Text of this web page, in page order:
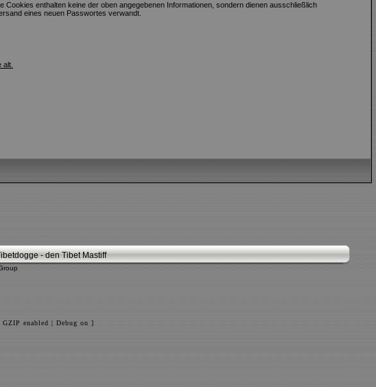
enthalten keine der oben angegebenen Informationen, sondern dienen ausschließlich
eines neuen Passwortes verwandt.
- den Tibet Mastiff
enabled | Debug on ]